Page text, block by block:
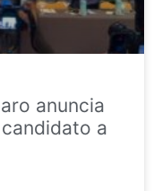
anuncia
a